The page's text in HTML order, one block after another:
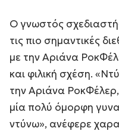
Ο γνωστός
τις πιο σημαντικές
με την Αριάνα
και φιλική σχέση.
την Αριάνα ΡοκΦέλερ,
μία πολύ όμορφη
ντύνω», ανέφερε